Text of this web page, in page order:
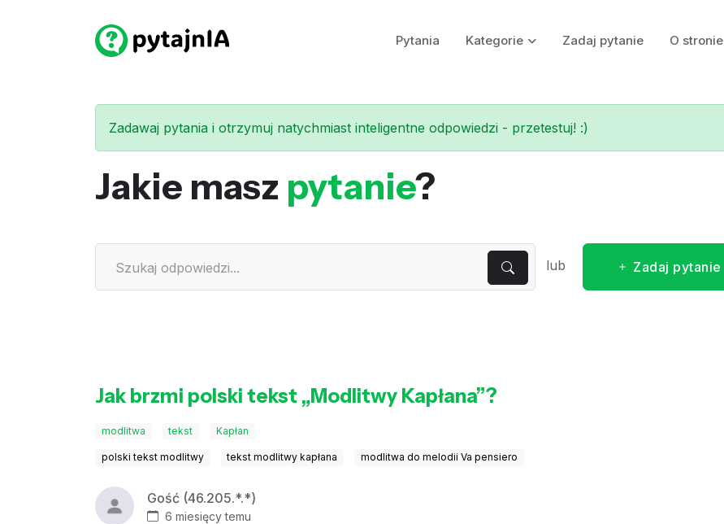
Pytania Kategorie Zadaj pytanie O stronie
Zadawaj pytania i otrzymuj natychmiast inteligentne odpowiedzi - przetestuj! :)
Jakie masz pytanie?
lub Zadaj pytanie
Jak brzmi polski tekst „Modlitwy Kapłana”?
modlitwa tekst Kapłan
polski tekst modlitwy tekst modlitwy kapłana modlitwa do melodii Va pensiero
Gość (46.205.*.*)
6 miesięcy temu